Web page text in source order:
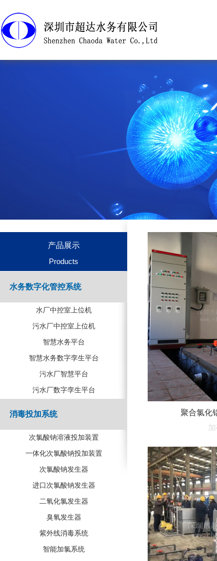
产品展示
Products
水务数字化管控系统
水厂中控室上位机
污水厂中控室上位机
智慧水务平台
智慧水务数字孪生平台
污水厂智慧平台
污水厂数字孪生平台
消毒投加系统
次氯酸钠溶液投加装置
一体化次氯酸钠投加装置
次氯酸钠发生器
进口次氯酸钠发生器
二氧化氯发生器
臭氧发生器
紫外线消毒系统
智能加氯系统
聚合氯化